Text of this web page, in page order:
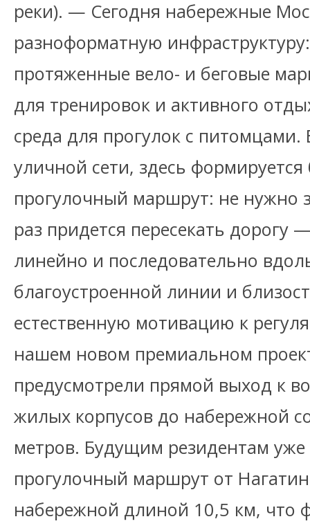
реки). — Сегодня набережные
разноформатную
протяженные вело- и беговые
для тренировок и активного
среда для прогулок с питомцами.
уличной сети, здесь
прогулочный маршрут: не нужно
раз придется пересекать дорогу
линейно и последовательно
благоустроенной линии и
естественную мотивацию к
нашем новом премиальном
предусмотрели прямой выход к
жилых корпусов до набережной
метров. Будущим резидентам
прогулочный маршрут от
набережной длиной 10,5 км, что